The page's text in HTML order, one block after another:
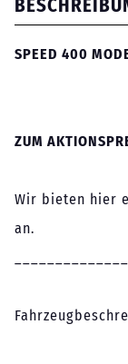
SPEED 400
ZUM
Wir bieten hier
an.